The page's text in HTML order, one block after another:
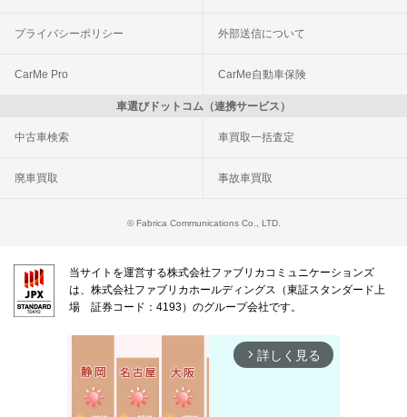
プライバシーポリシー 外部送信について
CarMe Pro CarMe自動車保険
車選びドットコム（連携サービス）
中古車検索 車買取一括査定
廃車買取 事故車買取
© Fabrica Communications Co., LTD.
当サイトを運営する株式会社ファブリカコミュニケーションズ
は、株式会社ファブリカホールディングス（東証スタンダード上
場 証券コード：4193）のグループ会社です。
arrow_forward_ios 詳しく見る